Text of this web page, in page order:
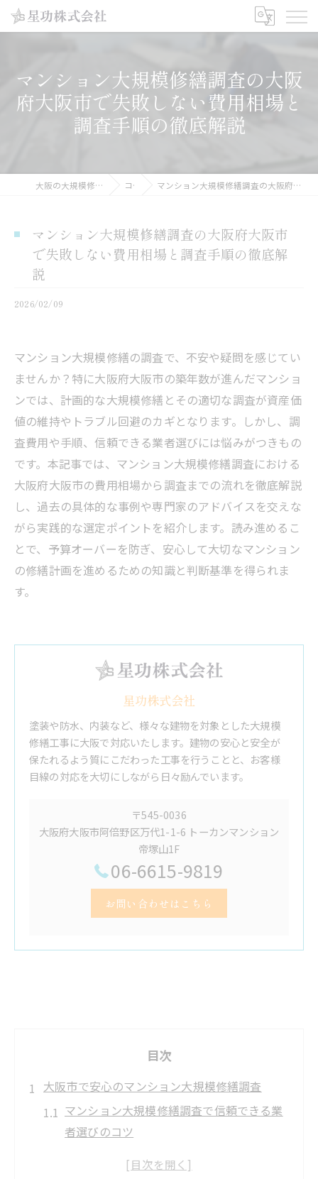
マンション大規模修繕調査の大阪
府大阪市で失敗しない費用相場と
調査手順の徹底解説
大阪の大規模修繕工事なら星功株式会社 コラム マンション大規模修繕調査の大阪府大阪市で失敗しない費用相場と調査手順の徹底解説
マンション大規模修繕調査の大阪府大阪市
で失敗しない費用相場と調査手順の徹底解
説
2026/02/09
マンション大規模修繕の調査で、不安や疑問を感じてい
ませんか？特に大阪府大阪市の築年数が進んだマンショ
ンでは、計画的な大規模修繕とその適切な調査が資産価
値の維持やトラブル回避のカギとなります。しかし、調
査費用や手順、信頼できる業者選びには悩みがつきもの
です。本記事では、マンション大規模修繕調査における
大阪府大阪市の費用相場から調査までの流れを徹底解説
し、過去の具体的な事例や専門家のアドバイスを交えな
がら実践的な選定ポイントを紹介します。読み進めるこ
とで、予算オーバーを防ぎ、安心して大切なマンション
の修繕計画を進めるための知識と判断基準を得られま
す。
星功株式会社
塗装や防水、内装など、様々な建物を対象とした大規模
修繕工事に大阪で対応いたします。建物の安心と安全が
保たれるよう質にこだわった工事を行うことと、お客様
目線の対応を大切にしながら日々励んでいます。
〒545-0036
大阪府大阪市阿倍野区万代1-1-6 トーカンマンション
帝塚山1F
06-6615-9819
お問い合わせはこちら
目次
大阪市で安心のマンション大規模修繕調査
マンション大規模修繕調査で信頼できる業
者選びのコツ
大阪市でマンション大規模修繕調査を始め